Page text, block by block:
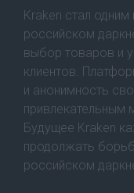
Kraken стал
российском
выбор товаров и
клиентов.
и анонимность
привлекательным
Будущее Kraken
продолжать
российском